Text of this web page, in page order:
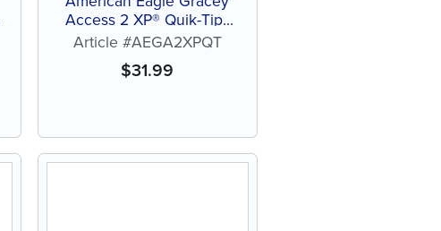
Access 2 XP® Quik-Tip™
sans affûtage
Article #AEGA2XPQT
$31.99